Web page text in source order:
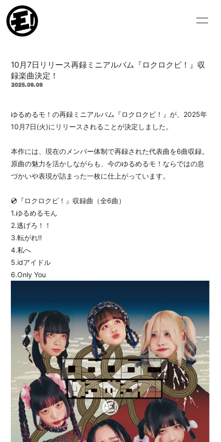
SCHEDULE VIDEO
BLOG MOVIE
ログイン
10月7日リリース再録ミニアルバム『ロクロクビ！』収
録楽曲決定！
2025.09.09
ゆるめるモ！の再録ミニアルバム『ロクロクビ！』が、2025年
10月7日(火)にリリースされることが決定しました。
本作には、現在のメンバー体制で再録された代表曲を6曲収録。
原曲の魅力を活かしながらも、今のゆるめるモ！ならではの息
づかいや表現が詰まった一枚に仕上がっています。
💿『ロクロクビ！』収録曲（全6曲）
1.ゆるめるモん
2.逃げろ！！
3.転がれ!!
4.私へ
5.idアイドル
6.Only You